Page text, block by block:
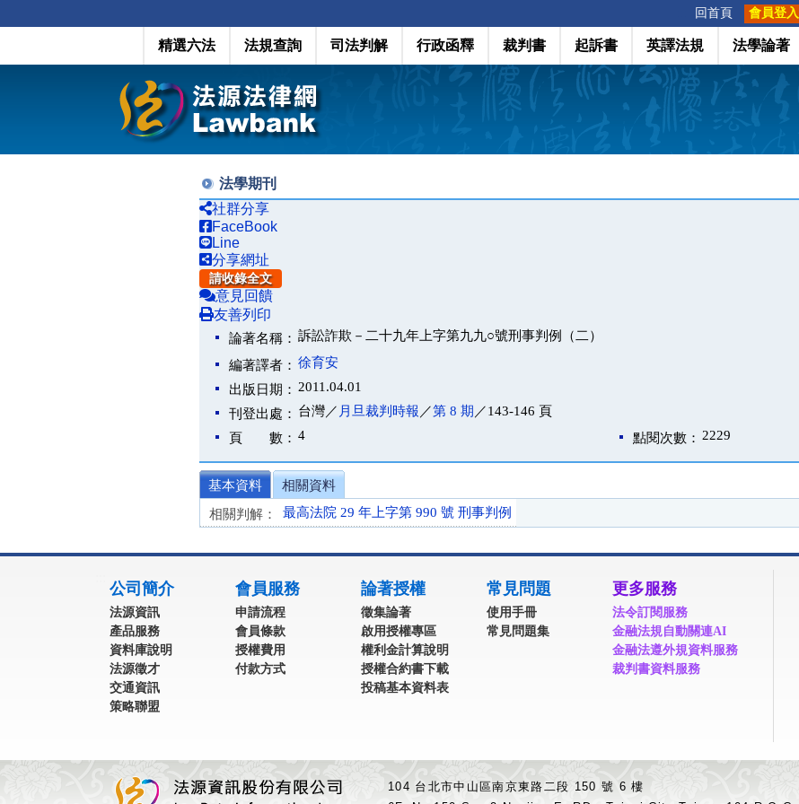
回首頁 會員登入
精選六法 法規查詢 司法判解 行政函釋 裁判書 起訴書 英譯法規 法學論著
法學期刊
社群分享
FaceBook
Line
分享網址
請收錄全文
意見回饋
友善列印
論著名稱： 訴訟詐欺－二十九年上字第九九○號刑事判例（二）
編著譯者： 徐育安
出版日期： 2011.04.01
刊登出處： 台灣／ 月旦裁判時報 ／第 8 期 ／143-146 頁
頁 數： 4 點閱次數： 2229
基本資料
相關資料
相關判解：
最高法院 29 年上字第 990 號 刑事判例
公司簡介
法源資訊
產品服務
資料庫說明
法源徵才
交通資訊
策略聯盟
會員服務
申請流程
會員條款
授權費用
付款方式
論著授權
徵集論著
啟用授權專區
權利金計算說明
授權合約書下載
投稿基本資料表
常見問題
使用手冊
常見問題集
更多服務
法令訂閱服務
金融法規自動關連AI
金融法遵外規資料服務
裁判書資料服務
104 台北市中山區南京東路二段 150 號 6 樓